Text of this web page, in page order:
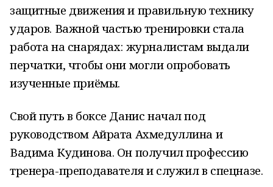
защитные движения и правильную технику
ударов. Важной частью тренировки стала
работа на снарядах: журналистам выдали
перчатки, чтобы они могли опробовать
изученные приёмы.
Свой путь в боксе Данис начал под
руководством Айрата Ахмедуллина и
Вадима Кудинова. Он получил профессию
тренера-преподавателя и служил в спецназе.